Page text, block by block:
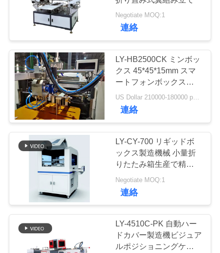
絡
さ
い
ー
ペーパー供給機械
17
機械を作る半自動堅
い箱
22
Negotiate MOQ:1
連絡
LY-HB2500CK ミンボッ
クス 45*45*15mm スマ
ートフォンボックス製造
のためのインテリジェン
ト高速硬いボックス製造
機械
US Dollar 210000-180000 per set MOQ:1 セット
連絡
LY-CY-700 リギッドボ
ックス製造機械 小量折
りたたみ箱生産で精密な
翼形成と包装のためのサ
ーボ駆動
Negotiate MOQ:1
連絡
LY-4510C-PK 自動ハー
ドカバー製造機ビジュア
ルポジショニングケース